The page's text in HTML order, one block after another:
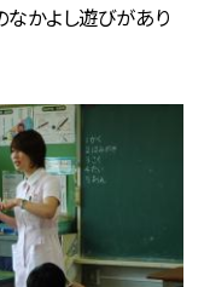
なかよし遊びがあり